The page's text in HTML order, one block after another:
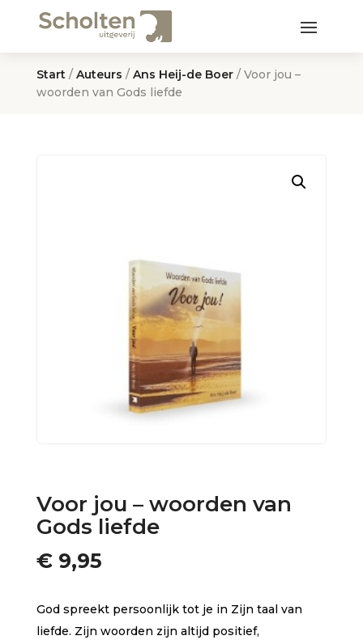
Start / Auteurs / Ans Heij-de Boer/ Voor jou –
woorden van Gods liefde
Voor jou – woorden van
Gods liefde
€9,95
God spreekt persoonlijk tot je in Zijn taal van
liefde. Zijn woorden zijn altijd positief,